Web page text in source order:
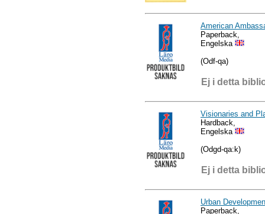
American
Paperback,
Engelska
(Odf-qa)
Ej i detta
Visionaries and
Hardback,
Engelska
(Odgd-qa:k)
Ej i detta
Urban
Paperback,